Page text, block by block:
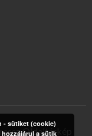
Oldaltérkép
- sütiket (cookie)
a sütik